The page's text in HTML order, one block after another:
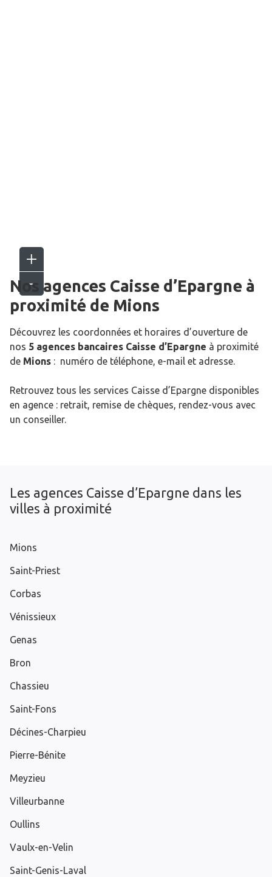
Nos agences Caisse d’Epargne à
proximité de Mions
Découvrez les coordonnées et horaires d’ouverture de
nos 5 agences bancaires Caisse d’Epargne à proximité
de Mions : numéro de téléphone, e-mail et adresse.
Retrouvez tous les services Caisse d’Epargne disponibles
en agence : retrait, remise de chèques, rendez-vous avec
un conseiller.
Les agences Caisse d’Epargne dans les
villes à proximité
Mions
Saint-Priest
Corbas
Vénissieux
Genas
Bron
Chassieu
Saint-Fons
Décines-Charpieu
Pierre-Bénite
Meyzieu
Villeurbanne
Oullins
Vaulx-en-Velin
Saint-Genis-Laval